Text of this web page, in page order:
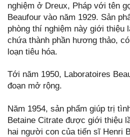
nghiệm ở Dreux, Pháp với tên
Beaufour vào năm 1929. Sản
phòng thí nghiệm này giới thiệu
chứa thành phần hương thảo,
loạn tiêu hóa.
Tới năm 1950, Laboratoires
đoạn mở rộng.
Năm 1954, sản phẩm giúp trị
Betaine Citrate được giới thiệu
hai người con của tiến sĩ Henri